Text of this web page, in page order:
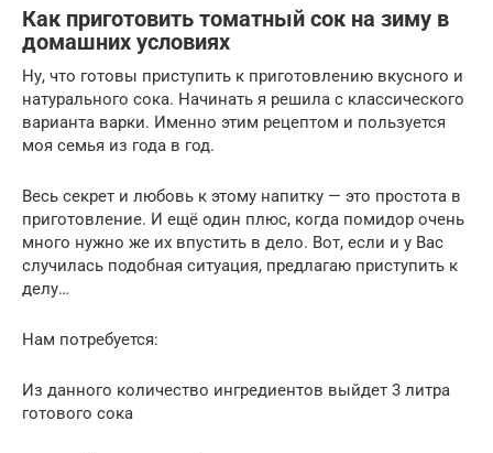
Как приготовить томатный сок на зиму в
домашних условиях
Ну, что готовы приступить к приготовлению вкусного и
натурального сока. Начинать я решила с классического
варианта варки. Именно этим рецептом и пользуется
моя семья из года в год.
Весь секрет и любовь к этому напитку — это простота в
приготовление. И ещё один плюс, когда помидор очень
много нужно же их впустить в дело. Вот, если и у Вас
случилась подобная ситуация, предлагаю приступить к
делу…
Нам потребуется:
Из данного количество ингредиентов выйдет 3 литра
готового сока